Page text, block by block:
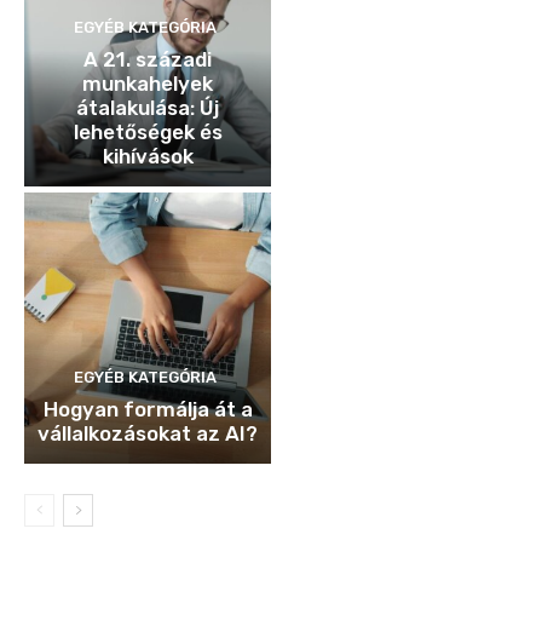
EGYÉB KATEGÓRIA
A 21. századi
munkahelyek
átalakulása: Új
lehetőségek és
kihívások
EGYÉB KATEGÓRIA
Hogyan formálja át a
vállalkozásokat az AI?